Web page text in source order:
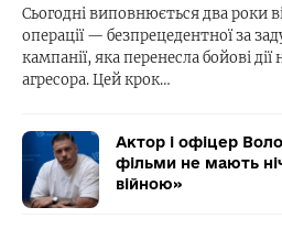
Сьогодні виповнюється два роки
операції — безпрецедентної за
кампанії, яка перенесла бойові
агресора. Цей крок…
Актор і офіцер
фільми не мають
війною»